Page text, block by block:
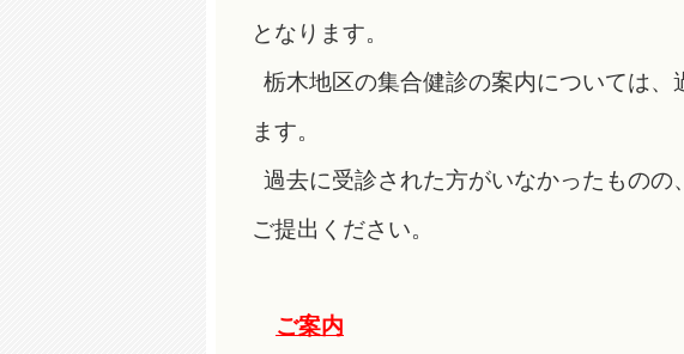
となります。
栃木地区の集合健診の案内については
ます。
過去に受診された方がいなかったもの
ご提出ください。
ご案内